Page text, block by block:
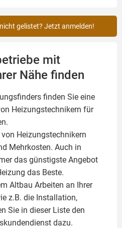
gelistet? Jetzt anmelden!
mit
Nähe finden
finden Sie eine
Heizungstechnikern für
Heizungstechnikern
Mehrkosten. Auch in
das günstigste Angebot
das Beste.
Altbau Arbeiten an Ihrer
z.B. die Installation,
Sie in dieser Liste den
dazu.